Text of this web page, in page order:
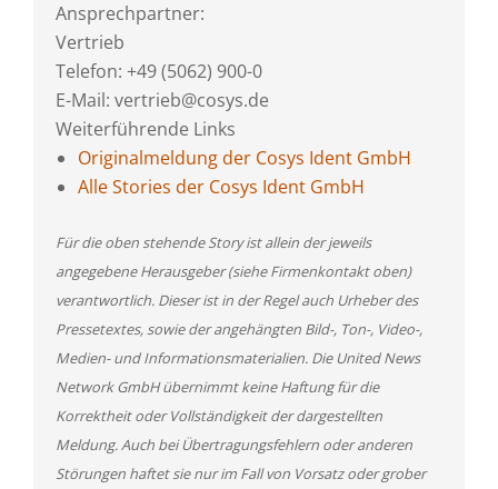
Ansprechpartner:
Vertrieb
Telefon: +49 (5062) 900-0
E-Mail: vertrieb@cosys.de
Weiterführende Links
Originalmeldung der Cosys Ident GmbH
Alle Stories der Cosys Ident GmbH
Für die oben stehende Story ist allein der jeweils
angegebene Herausgeber (siehe Firmenkontakt oben)
verantwortlich. Dieser ist in der Regel auch Urheber des
Pressetextes, sowie der angehängten Bild-, Ton-, Video-,
Medien- und Informationsmaterialien. Die United News
Network GmbH übernimmt keine Haftung für die
Korrektheit oder Vollständigkeit der dargestellten
Meldung. Auch bei Übertragungsfehlern oder anderen
Störungen haftet sie nur im Fall von Vorsatz oder grober